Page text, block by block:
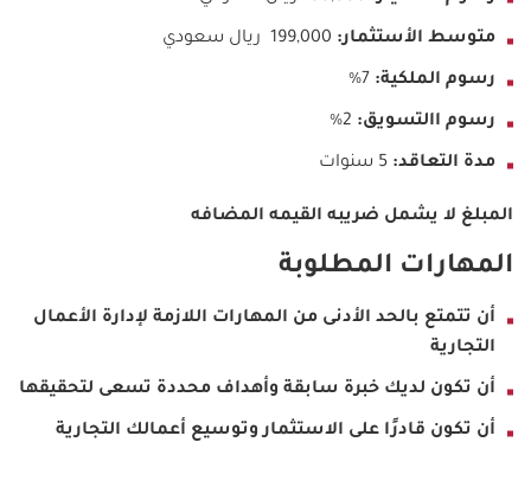
متوسط الأستثمار:
رسوم الملكية:
رسوم االتسويق: 2%
مدة التعاقد: 5 سنوات
المبلغ لا يشمل ضريبه القيمه المضافه
المهارات المطلوبة
أن تتمتع بالحد الأدنى من المهارات اللازمة لإدارة الأعمال
التجارية
أن تكون لديك خبرة سابقة وأهداف محددة تسعى لتحقيقها
أن تكون قادرًا على الاستثمار وتوسيع أعمالك التجارية